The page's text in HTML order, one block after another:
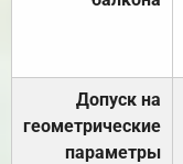
Допуск на
геометрические
параметры